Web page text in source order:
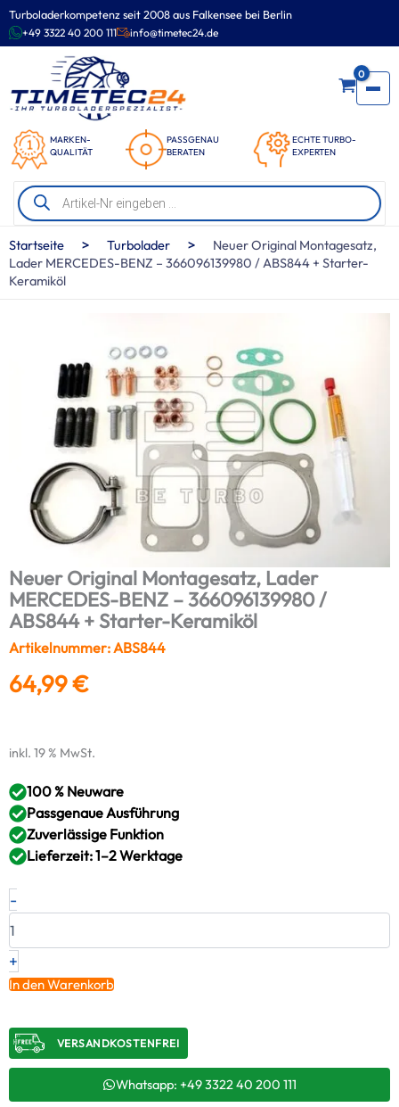
Turboladerkompetenz seit 2008 aus Falkensee bei Berlin
+49 3322 40 200 111 info@timetec24.de
MARKEN-
QUALITÄT
PASSGENAU
BERATEN
ECHTE TURBO-
EXPERTEN
0
Products
search
Zum
Inhalt
springen
Startseite > Turbolader >
Neuer Original Montagesatz,
Lader MERCEDES-BENZ – 366096139980 / ABS844 + Starter-
Keramiköl
Neuer Original Montagesatz, Lader
MERCEDES-BENZ – 366096139980 /
ABS844 + Starter-Keramiköl
Artikelnummer: ABS844
64,99€
inkl. 19 % MwSt.
100 % Neuware
Passgenaue Ausführung
Zuverlässige Funktion
Lieferzeit: 1–2 Werktage
-
Neuer
Original
MERCEDES-
BENZ
–
/
ABS844
+
Keramiköl
+
In den Warenkorb
VERSANDKOSTENFREI​
Whatsapp: +49 3322 40 200 111